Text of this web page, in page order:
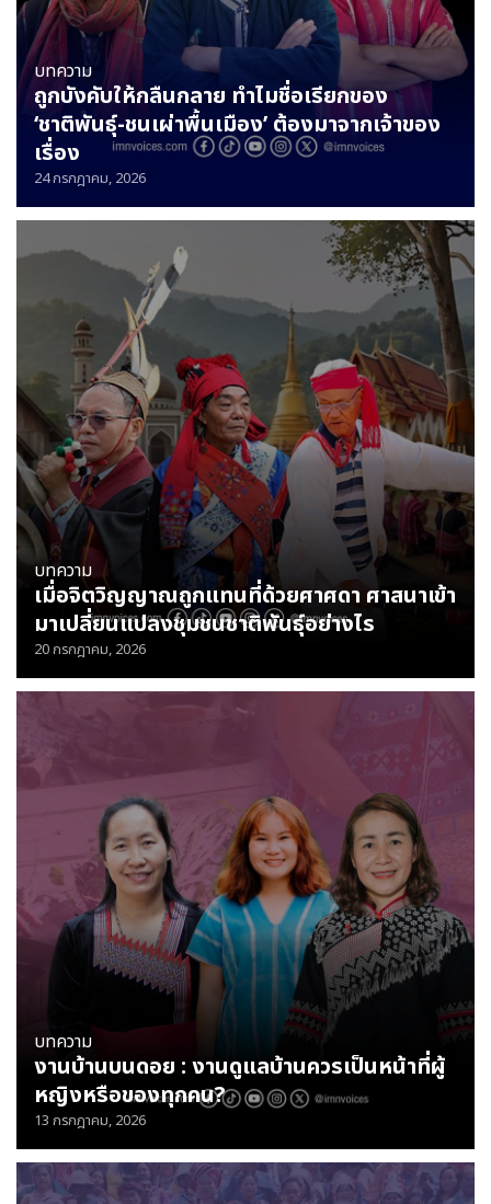
บทความ
ถูกบังคับให้กลืนกลาย ทำไมชื่อเรียกของ
‘ชาติพันธุ์-ชนเผ่าพื้นเมือง’ ต้องมาจากเจ้าของ
เรื่อง
24 กรกฎาคม, 2026
บทความ
เมื่อจิตวิญญาณ​ถูกแทนที่ด้วยศาศดา ศาสนาเข้า
มาเปลี่ยนแปลงชุมชนชาติพันธุ์อย่างไร
20 กรกฎาคม, 2026
บทความ
งานบ้านบนดอย : งานดูแลบ้านควรเป็นหน้าที่ผู้
หญิงหรือของทุกคน?
13 กรกฎาคม, 2026